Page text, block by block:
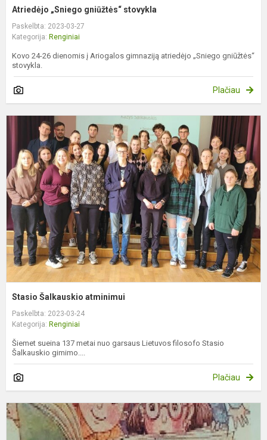
Atriedėjo „Sniego gniūžtės“ stovykla
Paskelbta: 2023-03-27
Kategorija: Renginiai
Kovo 24-26 dienomis į Ariogalos gimnaziją atriedėjo „Sniego gniūžtės“
stovykla.
Plačiau
Stasio Šalkauskio atminimui
Paskelbta: 2023-03-24
Kategorija: Renginiai
Šiemet sueina 137 metai nuo garsaus Lietuvos filosofo Stasio
Šalkauskio gimimo....
Plačiau